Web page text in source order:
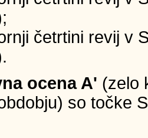
četrtini revij v
ocena A' (zelo
so točke